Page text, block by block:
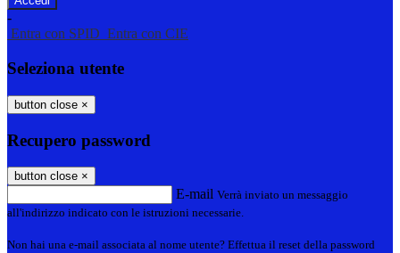
-
Entra con SPID Entra con CIE
Seleziona utente
button close ×
Recupero password
button close ×
E-mail Verrà inviato un messaggio
all'indirizzo indicato con le istruzioni necessarie.
Non hai una e-mail associata al nome utente? Effettua il reset della password